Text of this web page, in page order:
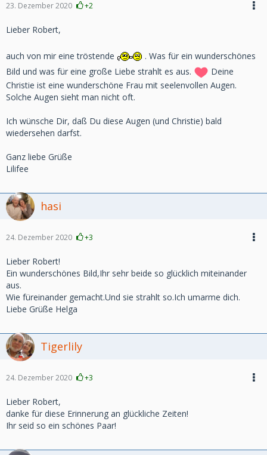
23. Dezember 2020 +2
Lieber Robert,
auch von mir eine tröstende
. Was für ein wunderschönes
Bild und was für eine große Liebe strahlt es aus.
Deine
Christie ist eine wunderschöne Frau mit seelenvollen Augen.
Solche Augen sieht man nicht oft.
Ich wünsche Dir, daß Du diese Augen (und Christie) bald
wiedersehen darfst.
Ganz liebe Grüße
Lilifee
hasi
24. Dezember 2020 +3
Lieber Robert!
Ein wunderschönes Bild,Ihr sehr beide so glücklich miteinander
aus.
Wie füreinander gemacht.Und sie strahlt so.Ich umarme dich.
Liebe Grüße Helga
Tigerlily
24. Dezember 2020 +3
Lieber Robert,
danke für diese Erinnerung an glückliche Zeiten!
Ihr seid so ein schönes Paar!